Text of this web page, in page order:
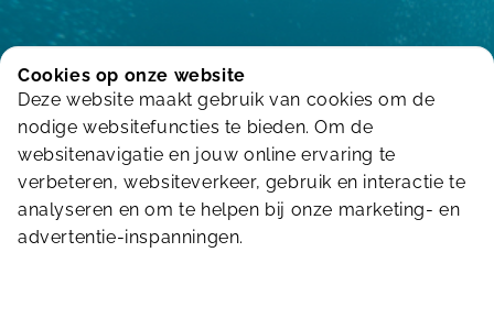
Terug naar de homepagina
Stuur ons een bericht
Cookies op onze website
Deze website maakt gebruik van cookies om de
nodige websitefuncties te bieden. Om de
websitenavigatie en jouw online ervaring te
verbeteren, websiteverkeer, gebruik en interactie te
analyseren en om te helpen bij onze marketing- en
advertentie-inspanningen.